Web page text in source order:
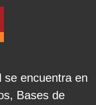
se encuentra en
Bases de